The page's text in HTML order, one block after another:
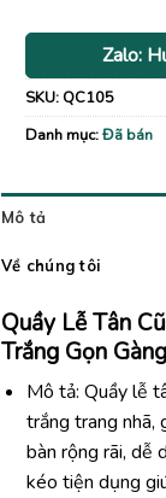
Zalo:
SKU: QC105
Danh mục:Đã bán
Mô tả
Về chúng tôi
Quầy Lễ Tân
Trắng Gọn Gàng
Mô tả: Quầy lễ
trắng trang nhã,
bàn rộng rãi, dễ
kéo tiện dụng